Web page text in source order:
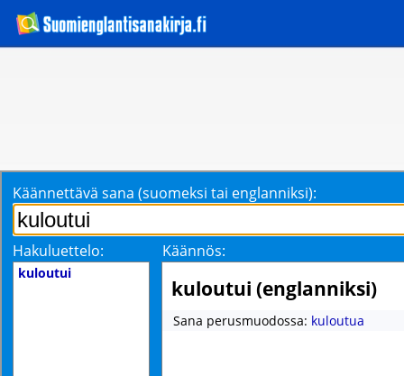
Käännettävä sana (suomeksi tai englanniksi):
Hakuluettelo: Käännös:
kuloutui
kuloutui (englanniksi)
Sana perusmuodossa: kuloutua